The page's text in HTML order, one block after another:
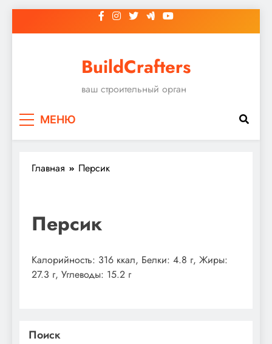
к
BuildCrafters
ваш строительный орган
МЕНЮ
Главная Персик
Персик
Калорийность: 316 ккал, Белки: 4.8 г, Жиры:
27.3 г, Углеводы: 15.2 г
Поиск